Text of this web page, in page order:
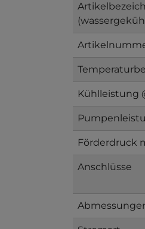
Kühlleistung
Förderdruck
Anschlüsse